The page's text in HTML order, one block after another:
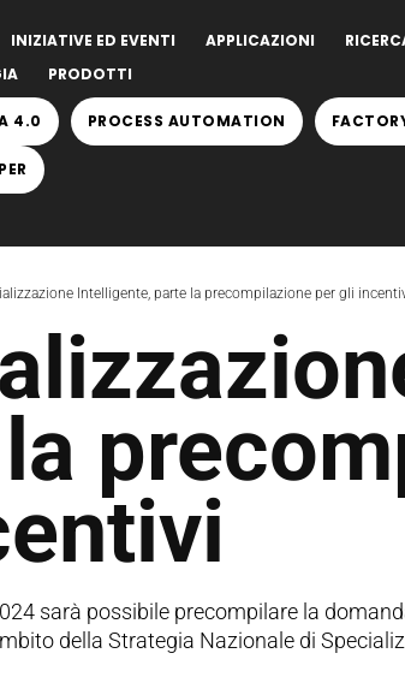
INIZIATIVE ED EVENTI APPLICAZIONI
PRODOTTI
4.0 PROCESS AUTOMATION
Intelligente, parte la precompilazione per gli
sarà possibile precompilare la
della Strategia Nazionale di